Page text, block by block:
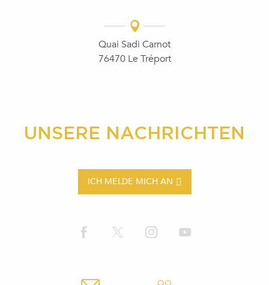
Quai Sadi Carnot
76470 Le Tréport
UNSERE NACHRICHTEN
ICH MELDE MICH AN